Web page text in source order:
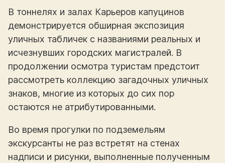
В тоннелях и залах Карьеров капуцинов
демонстрируется обширная экспозиция
уличных табличек с названиями реальных и
исчезнувших городских магистралей. В
продолжении осмотра туристам предстоит
рассмотреть коллекцию загадочных уличных
знаков, многие из которых до сих пор
остаются не атрибутированными.
Во время прогулки по подземельям
экскурсанты не раз встретят на стенах
надписи и рисунки, выполненные полученным